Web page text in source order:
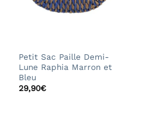
Petit Sac Paille Demi-
Lune Raphia Marron et
Bleu
29,90€